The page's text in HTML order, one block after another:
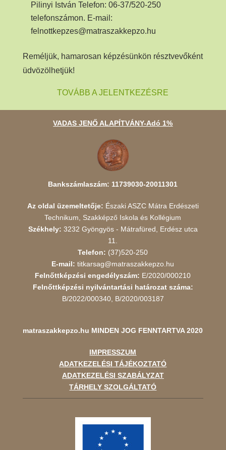
Pilinyi István Telefon: 06-37/520-250
telefonszámon. E-mail:
felnottkepzes@matraszakkepzo.hu
Reméljük, hamarosan képzésünkön résztvevőként
üdvözölhetjük!
TOVÁBB A JELENTKEZÉSRE
VADAS JENŐ ALAPÍTVÁNY-Adó 1%
Bankszámlaszám: 11739030-20011301
Az oldal üzemeltetője: Északi ASZC Mátra Erdészeti
Technikum, Szakképző Iskola és Kollégium
Székhely: 3232 Gyöngyös - Mátrafüred, Erdész utca
11.
Telefon: (37)520-250
E-mail: titkarsag@matraszakkepzo.hu
Felnőttképzési engedélyszám: E/2020/000210
Felnőttképzési nyilvántartási határozat száma:
B/2022/000340, B/2020/003187
matraszakkepzo.hu MINDEN JOG FENNTARTVA 2020
IMPRESSZUM
ADATKEZELÉSI TÁJÉKOZTATÓ
ADATKEZELÉSI SZABÁLYZAT
TÁRHELY SZOLGÁLTATÓ